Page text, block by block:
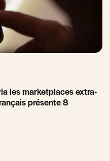
les marketplaces extra-
présente 8